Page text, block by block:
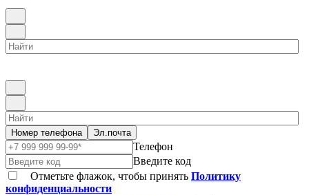
Номер телефона Эл.почта
Телефон
Введите код
Отметьте флажок, чтобы принять Политику
конфиденциальности